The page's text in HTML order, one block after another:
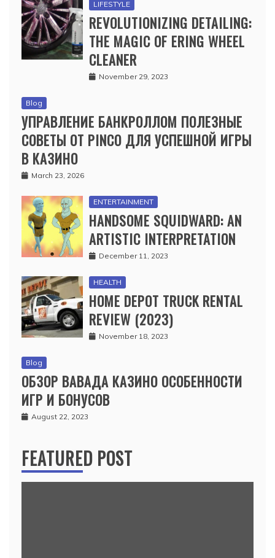
LIFESTYLE
REVOLUTIONIZING DETAILING:
THE MAGIC OF ERING WHEEL
CLEANER
November 29, 2023
Blog
УПРАВЛЕНИЕ БАНКРОЛЛОМ ПОЛЕЗНЫЕ
СОВЕТЫ ОТ PINCO ДЛЯ УСПЕШНОЙ ИГРЫ
В КАЗИНО
March 23, 2026
ENTERTAINMENT
HANDSOME SQUIDWARD: AN
ARTISTIC INTERPRETATION
December 11, 2023
HEALTH
HOME DEPOT TRUCK RENTAL
REVIEW (2023)
November 18, 2023
Blog
ОБЗОР ВАВАДА КАЗИНО ОСОБЕННОСТИ
ИГР И БОНУСОВ
August 22, 2023
FEATURED POST